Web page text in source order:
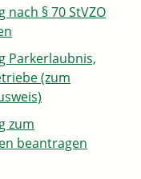
§ 70 StVZO
Parkerlaubnis,
(zum
zum
beantragen